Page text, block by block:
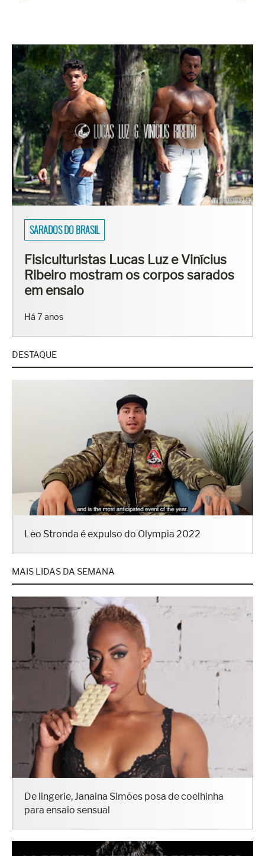
ENSAIOS
Erasmo Viana mostra barriga
tanquinho em ensaio
DESTAQUE
Leo Stronda é expulso do Olympia 2022
MAIS LIDAS DA SEMANA
De lingerie, Janaina Simões posa de coelhinha
para ensaio sensual